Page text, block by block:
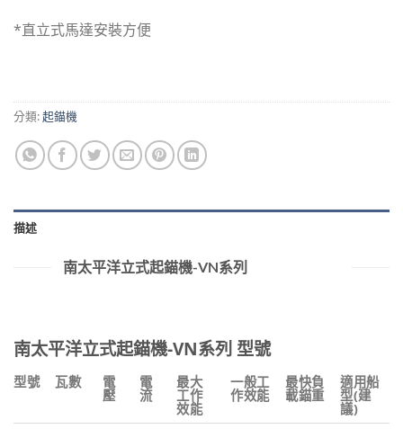
*直立式馬達安裝方便
分類:起錨機
描述
南太平洋立式起錨機-VN系列
南太平洋立式起錨機-VN系列 型號
型號 瓦數 電
壓
電
流
最大
工作
效能
一般工
作效能
最快負
載錨重
適用船
型(建
議)